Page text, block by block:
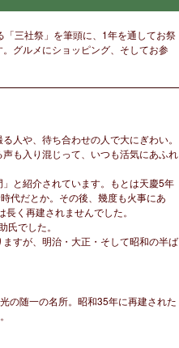
三社祭」を筆頭に、1年を通してお祭
グルメにショッピング、そしてお参
人や、待ち合わせの人で大にぎわい。
も入り混じって、いつも活気にあふれ
と紹介されています。もとは天慶5年
代だとか。その後、幾度も火事にあ
く再建されませんでした。
でした。
すが、明治・大正・そして昭和の半ば
の随一の名所。昭和35年に再建された